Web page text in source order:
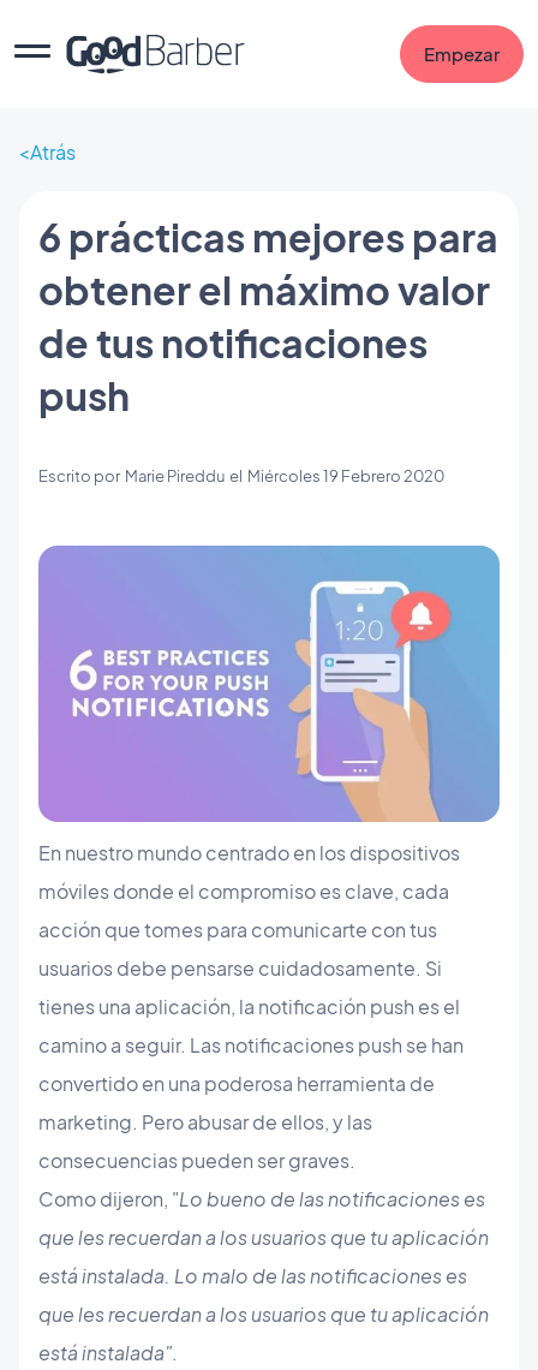
Empezar
Atrás
6 prácticas mejores para
obtener el máximo valor
de tus notificaciones
push
Escrito por Marie Pireddu el Miércoles 19 Febrero 2020
En nuestro mundo centrado en los dispositivos
móviles donde el compromiso es clave, cada
acción que tomes para comunicarte con tus
usuarios debe pensarse cuidadosamente. Si
tienes una aplicación, la notificación push es el
camino a seguir. Las notificaciones push se han
convertido en una poderosa herramienta de
marketing. Pero abusar de ellos, y las
consecuencias pueden ser graves.
Como dijeron, "Lo bueno de las notificaciones es
que les recuerdan a los usuarios que tu aplicación
está instalada. Lo malo de las notificaciones es
que les recuerdan a los usuarios que tu aplicación
está instalada".